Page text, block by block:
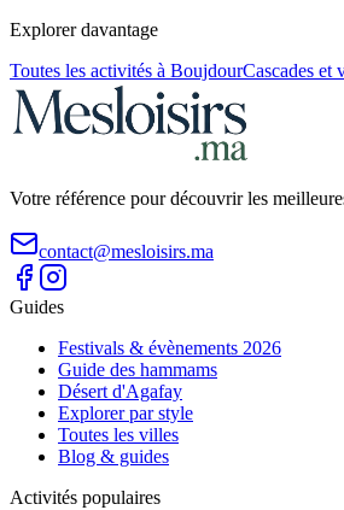
Explorer davantage
Toutes les activités à BoujdourCascades et
Votre référence pour découvrir les
contact@mesloisirs.ma
Guides
Festivals & évènements 2026
Guide des hammams
Désert d'Agafay
Explorer par style
Toutes les villes
Blog & guides
Activités populaires